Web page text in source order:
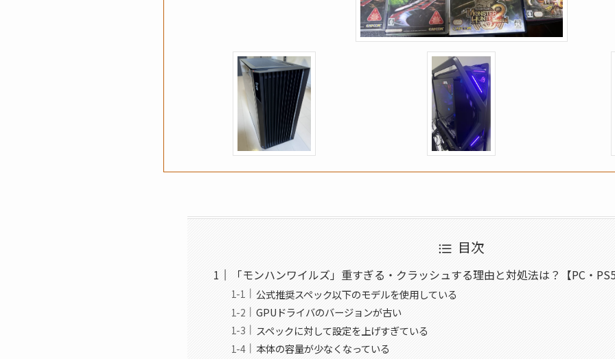
目次
「モンハンワイルズ」重すぎる・クラッシュする理由と対処法は？【PC・
公式推奨スペック以下のモデルを使用している
GPUドライバのバージョンが古い
スペックに対して設定を上げすぎている
本体の容量が少なくなっている